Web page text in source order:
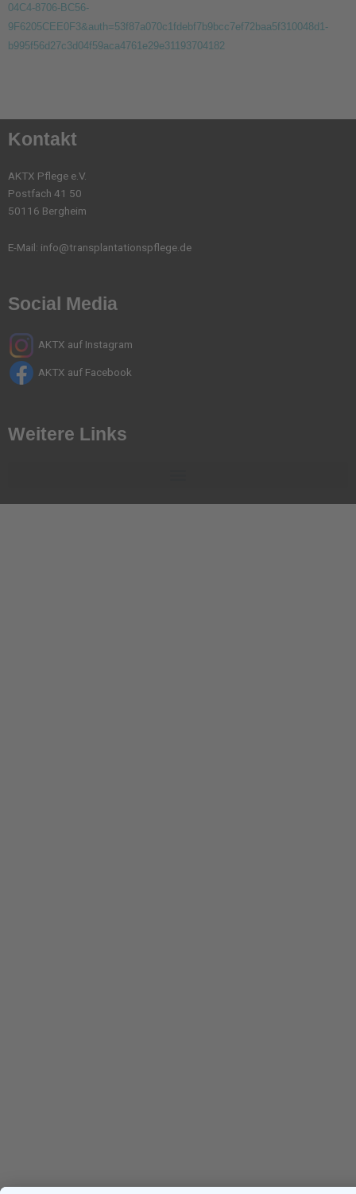
04C4-8706-BC56-
9F6205CEE0F3&auth=53f87a070c1fdebf7b9bcc7ef72baa5f310048d1-
b995f56d27c3d04f59aca4761e29e31193704182
Kontakt
AKTX Pflege e.V.
Postfach 41 50
50116 Bergheim
E-Mail: info@transplantationspflege.de
Social Media
AKTX auf Instagram
AKTX auf Facebook
Weitere Links